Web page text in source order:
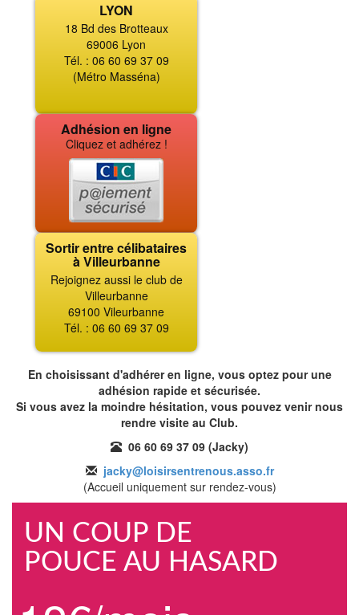
LYON
18 Bd des Brotteaux
69006 Lyon
Tél. : 06 60 69 37 09
(Métro Masséna)
Adhésion en ligne
Cliquez et adhérez !
Sortir entre célibataires
à Villeurbanne
Rejoignez aussi le club de
Villeurbanne
69100 Vileurbanne
Tél. : 06 60 69 37 09
En choisissant d'adhérer en ligne, vous optez pour une
adhésion rapide et sécurisée.
Si vous avez la moindre hésitation, vous pouvez venir nous
rendre visite au Club.
06 60 69 37 09 (Jacky)
jacky@loisirsentrenous.asso.fr
(Accueil uniquement sur rendez-vous)
UN COUP DE
POUCE AU HASARD